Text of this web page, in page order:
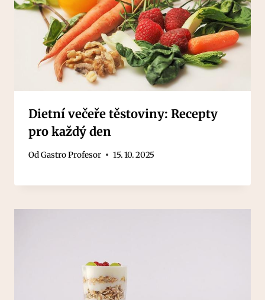
Dietní večeře těstoviny: Recepty
pro každý den
OdGastro Profesor 15. 10. 2025